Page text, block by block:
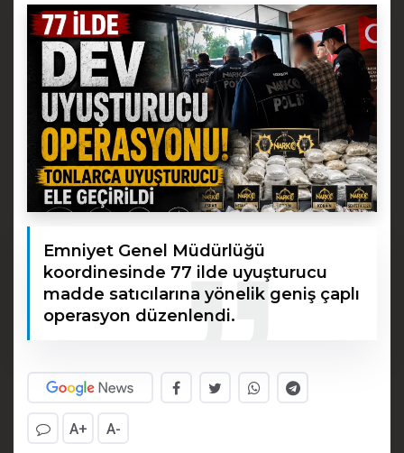
Emniyet Genel Müdürlüğü
koordinesinde 77 ilde uyuşturucu
madde satıcılarına yönelik geniş çaplı
operasyon düzenlendi.
A+ A-